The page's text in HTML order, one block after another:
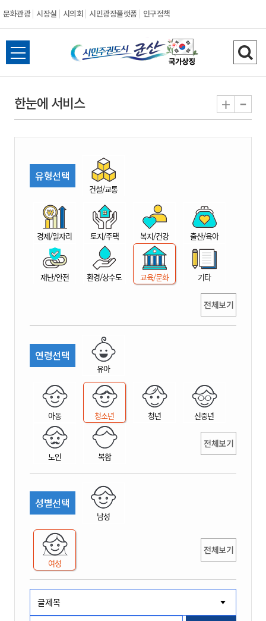
문화관광 시장실 시의회 시민광장플랫폼 인구정책
시
민
권
시
산
전
체
뉴
열
검
색
기
한눈에 서비스 + -
유형선택
건설/교통
경제/일자리 토지/주택 복지/건강 출산/육아
재난/안전 환경/상수도 교육/문화 기타
전체보기
연령선택
유아
아동 청소년 청년 신중년
노인 복합
전체보기
성별선택
남성
여성
전체보기